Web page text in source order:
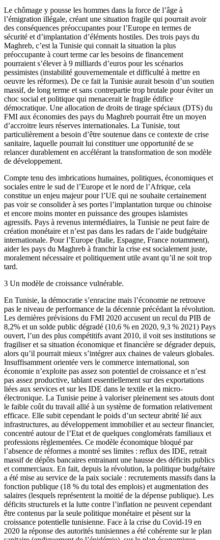
Le chômage y pousse les hommes dans la force de l’âge à
l’émigration illégale, créant une situation fragile qui pourrait avoir
des conséquences préoccupantes pour l’Europe en termes de
sécurité et d’implantation d’éléments hostiles. Des trois pays du
Maghreb, c’est la Tunisie qui connait la situation la plus
préoccupante à court terme car les besoins de financement
pourraient s’élever à 9 milliards d’euros pour les scénarios
pessimistes (instabilité gouvernementale et difficulté à mettre en
oeuvre les réformes). De ce fait la Tunisie aurait besoin d’un soutien
massif, de long terme et sans contrepartie trop brutale pour éviter un
choc social et politique qui menacerait le fragile édifice
démocratique. Une allocation de droits de tirage spéciaux (DTS) du
FMI aux économies des pays du Maghreb pourrait être un moyen
d’accroitre leurs réserves internationales. La Tunisie, tout
particulièrement a besoin d’être soutenue dans ce contexte de crise
sanitaire, laquelle pourrait lui constituer une opportunité de se
relancer durablement en accélérant la transformation de son modèle
de développement.
Compte tenu des imbrications humaines, politiques, économiques et
sociales entre le sud de l’Europe et le nord de l’Afrique, cela
constitue un enjeu majeur pour l’UE qui ne souhaite certainement
pas voir se consolider à ses portes l’implantation turque ou chinoise
et encore moins monter en puissance des groupes islamistes
agressifs. Pays à revenus intermédiaires, la Tunisie ne peut faire de
création monétaire et n’est pas dans les radars de l’aide budgétaire
internationale. Pour l’Europe (Italie, Espagne, France notamment),
aider les pays du Maghreb à franchir la crise est socialement juste,
moralement nécessaire et politiquement utile avant qu’il ne soit trop
tard.
3 Un modèle de croissance vulnérable.
En Tunisie, la démocratie s’enracine mais l’économie ne retrouve
pas le niveau de performance de la décennie précédant la révolution.
Les dernières prévisions du FMI 2020 accusent un recul du PIB de
8,2% et un solde public dégradé (10,6 % en 2020, 9,3 % 2021) Pays
ouvert, l’un des plus compétitifs avant 2010, il voit ses institutions se
fragiliser et sa situation économique et financière se dégrader depuis,
alors qu’il pourrait mieux s’intégrer aux chaines de valeurs globales.
Insuffisamment orientée vers le commerce international, son
économie n’exploite pas assez son potentiel de croissance et n’est
pas assez productive, tablant essentiellement sur des exportations
liées aux services et sur les IDE dans le textile et la micro-
électronique. La Tunisie peine à valoriser pleinement ses atouts dont
le faible coût du travail allié à un système de formation relativement
efficace. Elle subit cependant le poids d’un secteur abrité lié aux
infrastructures, au développement immobilier et au secteur financier,
concentré autour de l’Etat et de quelques conglomérats familiaux et
professions règlementées. Ce modèle économique bloqué par
l’absence de réformes a montré ses limites : reflux des IDE, retrait
massif de dépôts bancaires entrainant une hausse des déficits publics
et commerciaux. En fait, depuis la révolution, la politique budgétaire
a été mise au service de la paix sociale : recrutements massifs dans la
fonction publique (18 % du total des emplois) et augmentation des
salaires (lesquels représentent la moitié de la dépense publique). Les
déficits structurels et la lutte contre l’inflation ne peuvent cependant
être contenus par la seule politique monétaire et pèsent sur la
croissance potentielle tunisienne. Face à la crise du Covid-19 en
2020 la réponse des autorités tunisiennes a été cohérente sur le plan